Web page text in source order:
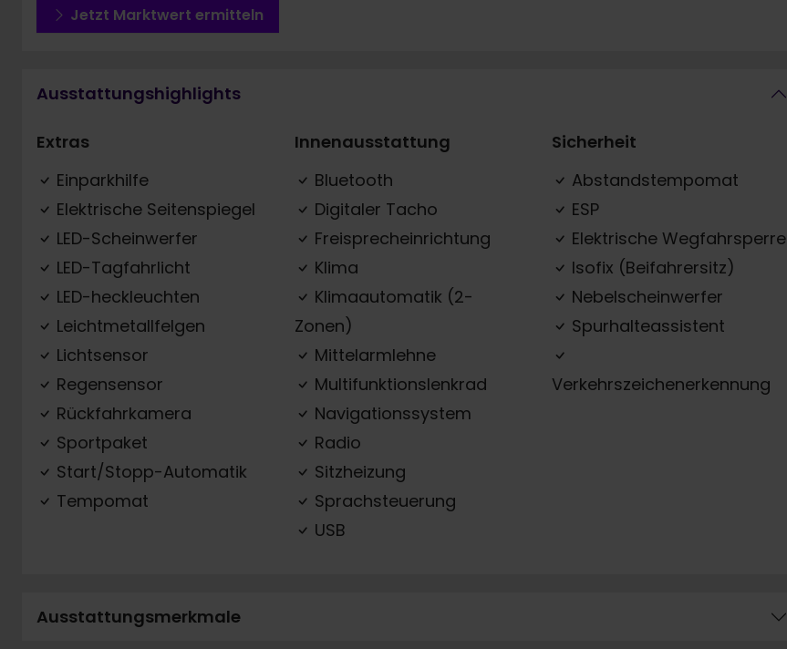
Jetzt Marktwert ermitteln
Ausstattungshighlights
Extras
Einparkhilfe
Elektrische Seitenspiegel
LED-Scheinwerfer
LED-Tagfahrlicht
LED-heckleuchten
Leichtmetallfelgen
Lichtsensor
Regensensor
Rückfahrkamera
Sportpaket
Start/Stopp-Automatik
Tempomat
Innenausstattung
Bluetooth
Digitaler Tacho
Freisprecheinrichtung
Klima
Klimaautomatik (2-
Zonen)
Mittelarmlehne
Multifunktionslenkrad
Navigationssystem
Radio
Sitzheizung
Sprachsteuerung
USB
Sicherheit
Abstandstempomat
ESP
Elektrische Wegfahrsperre
Isofix (Beifahrersitz)
Nebelscheinwerfer
Spurhalteassistent
Verkehrszeichenerkennung
Ausstattungsmerkmale